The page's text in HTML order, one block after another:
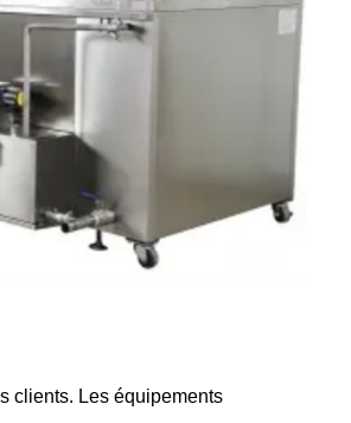
clients. Les équipements